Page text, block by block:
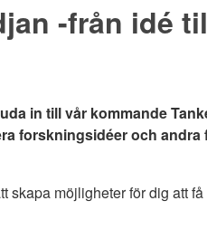
-från idé
in till vår kommande
forskningsidéer och
skapa möjligheter för dig att